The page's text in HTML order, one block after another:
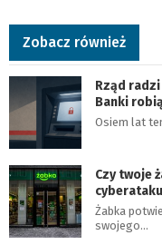
Zobacz również
Rząd
Banki
Osiem lat
Czy twoje
Żabka
swojego…